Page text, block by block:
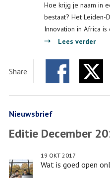
and
Hoe krijg je naam in
bestaat? Het Leiden-
Innovation in Africa
Lees verder
de
Share
Nieuwsbrief
Editie December
Wat is goed open
19 OKT 2017